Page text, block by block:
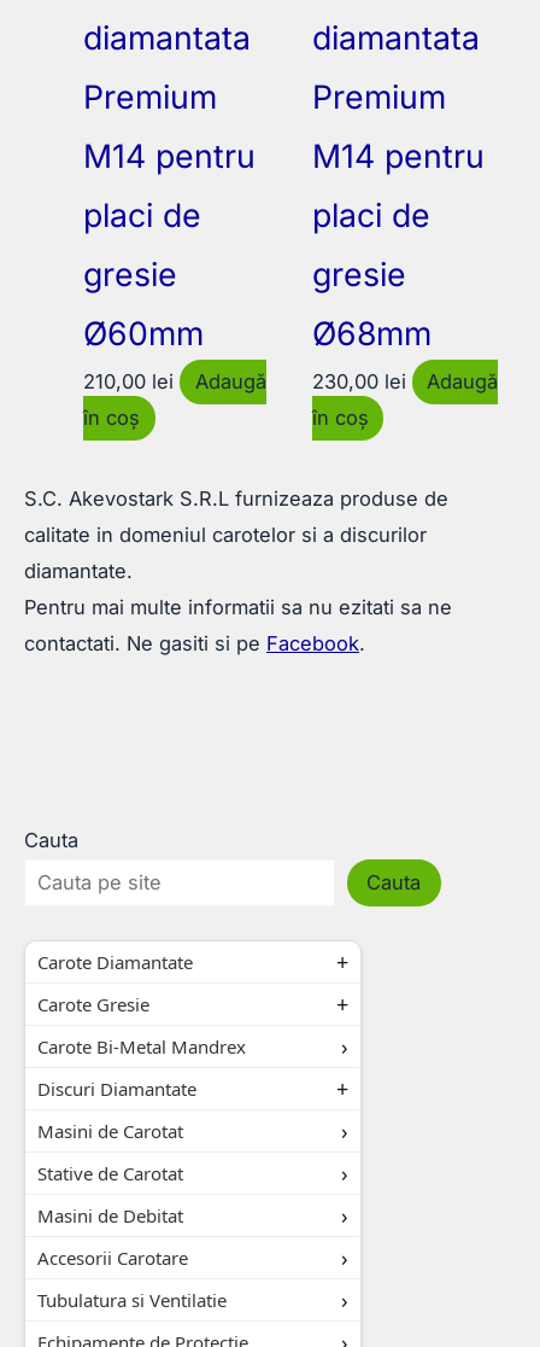
Cauta
Cauta
Carote Diamantate
Carote Gresie
Carote Bi-Metal Mandrex
Discuri Diamantate
Masini de Carotat
Stative de Carotat
Masini de Debitat
Accesorii Carotare
Tubulatura si Ventilatie
diamantata
Premium
M14 pentru
placi de
gresie
Ø60mm
210,00 lei
Adaugă
în coș
diamantata
Premium
M14 pentru
placi de
gresie
Ø68mm
230,00 lei
Adaugă
în coș
S.C. Akevostark S.R.L furnizeaza produse de
calitate in domeniul carotelor si a discurilor
diamantate.
Pentru mai multe informatii sa nu ezitati sa ne
contactati. Ne gasiti si pe Facebook.